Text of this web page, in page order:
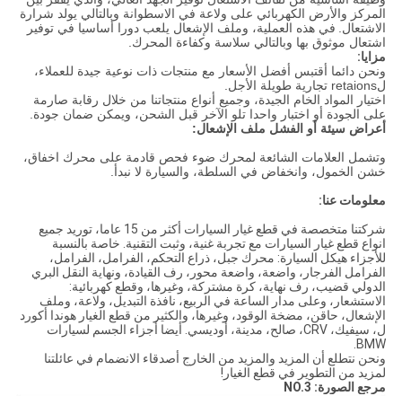
المركز والأرض الكهربائي على ولاعة في الاسطوانة وبالتالي يولد شرارة
الاشتعال. في هذه العملية، وملف الإشعال يلعب دورا أساسيا في توفير
اشتعال موثوق بها وبالتالي سلاسة وكفاءة المحرك.
مزايا:
ونحن دائما أقتبس أفضل الأسعار مع منتجات ذات نوعية جيدة للعملاء،
لretaions تجارية طويلة الأجل.
اختيار المواد الخام الجيدة، وجميع أنواع منتجاتنا من خلال رقابة صارمة
على الجودة أو اختبار واحدا تلو الآخر قبل الشحن، ويمكن ضمان جودة.
أعراض سيئة أو الفشل ملف الإشعال:
وتشمل العلامات الشائعة لمحرك ضوء فحص قادمة على محرك اخفاق،
خشن الخمول، وانخفاض في السلطة، والسيارة لا نبدأ.
معلومات عنا:
شركتنا متخصصة في قطع غيار السيارات أكثر من 15 عاما، توريد جميع
انواع قطع غيار السيارات مع تجربة غنية، وثبت التقنية. خاصة بالنسبة
للأجزاء هيكل السيارة: محرك جبل، ذراع التحكم، الفرامل، الفرامل،
الفرامل الفرجار، واضعة، واضعة محور، رف القيادة، ونهاية النقل البري
الدولي قضيب، رف نهاية، كرة مشتركة، وغيرها، وقطع كهربائية:
الاستشعار، وعلى مدار الساعة في الربيع، نافذة التبديل، ولاعة، وملف
الإشعال، حاقن، مضخة الوقود، وغيرها، والكثير من قطع الغيار هوندا أكورد
ل، سيفيك، CRV، صالح، مدينة، أوديسي. أيضا أجزاء الجسم لسيارات
BMW.
ونحن نتطلع أن المزيد والمزيد من الخارج أصدقاء الانضمام في عائلتنا
لمزيد من التطوير في قطع الغيار!
مرجع الصورة: NO.3